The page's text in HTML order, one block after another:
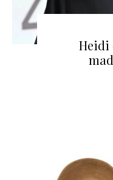
Heidi